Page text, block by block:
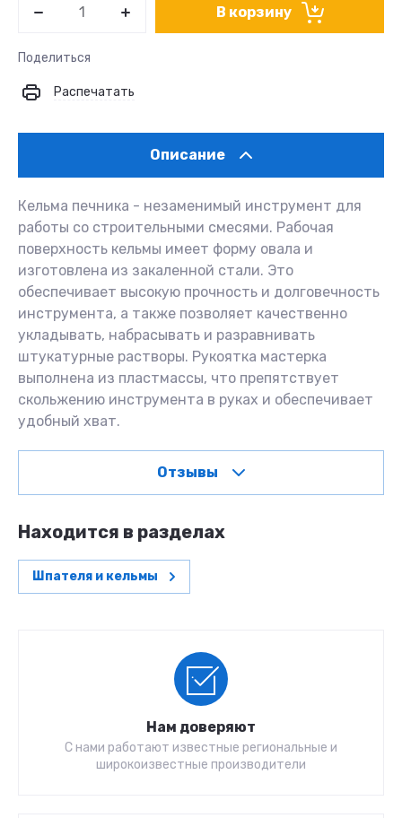
В корзину
Поделиться
Распечатать
Описание
Кельма печника - незаменимый инструмент для
работы со строительными смесями. Рабочая
поверхность кельмы имеет форму овала и
изготовлена из закаленной стали. Это
обеспечивает высокую прочность и долговечность
инструмента, а также позволяет качественно
укладывать, набрасывать и разравнивать
штукатурные растворы. Рукоятка мастерка
выполнена из пластмассы, что препятствует
скольжению инструмента в руках и обеспечивает
удобный хват.
Отзывы
Находится в разделах
Шпателя и кельмы
Нам доверяют
С нами работают известные региональные и
широкоизвестные производители